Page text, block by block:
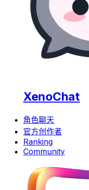
XenoChat
角色聊天
官方创作者
Ranking
Community